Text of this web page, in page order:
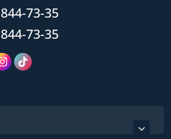
73-35
73-35